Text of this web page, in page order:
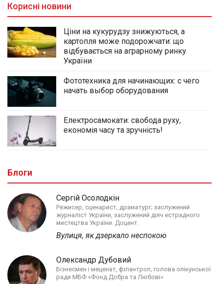
Корисні новини
Ціни на кукурудзу знижуються, а
картопля може подорожчати: що
відбувається на аграрному ринку
України
Фототехника для начинающих: с чего
начать выбор оборудования
Електросамокати: свобода руху,
економія часу та зручність!
Блоги
Сергій Осолодкін
Режисер, сценарист, драматург; заслужений
журналіст України, заслужений діяч естрадного
мистецтва України. Доцент.
Вулиця, як дзеркало неспокою
Олександр Дубовий
Бізнесмен і меценат, філантроп, голова опікунської
ради МБФ «Фонд Добра та Любові»